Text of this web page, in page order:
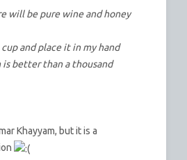
will be pure wine and honey
and place it in my hand
is better than a thousand
Khayyam, but it is a